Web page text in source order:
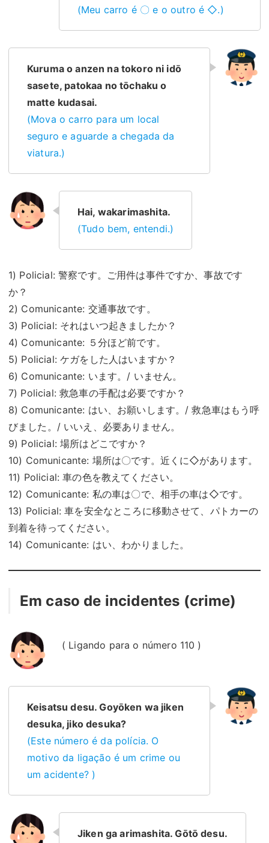
(Meu carro é 〇 e o outro é ◇.)
Kuruma o anzen na tokoro ni idō
sasete, patokaa no tōchaku o
matte kudasai.
(Mova o carro para um local
seguro e aguarde a chegada da
viatura.)
Hai, wakarimashita.
(Tudo bem, entendi.)
1) Policial: 警察です。ご用件は事件ですか、事故です
か？
2) Comunicante: 交通事故です。
3) Policial: それはいつ起きましたか？
4) Comunicante: ５分ほど前です。
5) Policial: ケガをした人はいますか？
6) Comunicante: います。/ いません。
7) Policial: 救急車の手配は必要ですか？
8) Comunicante: はい、お願いします。/ 救急車はもう呼
びました。/ いいえ、必要ありません。
9) Policial: 場所はどこですか？
10) Comunicante: 場所は〇です。近くに◇があります。
11) Policial: 車の色を教えてください。
12) Comunicante: 私の車は〇で、相手の車は◇です。
13) Policial: 車を安全なところに移動させて、パトカーの
到着を待ってください。
14) Comunicante: はい、わかりました。
Em caso de incidentes (crime)
( Ligando para o número 110 )
Keisatsu desu. Goyōken wa jiken
desuka, jiko desuka?
(Este número é da polícia. O
motivo da ligação é um crime ou
um acidente? )
Jiken ga arimashita. Gōtō desu.